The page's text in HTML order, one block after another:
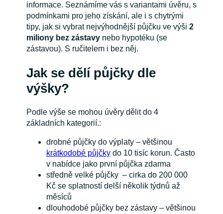
informace. Seznámíme vás s variantami úvěru, s
podmínkami pro jeho získání, ale i s chytrými
tipy, jak si vybrat nejvýhodnější půjčku ve výši 2
miliony bez zástavy nebo hypotéku (se
zástavou). S ručitelem i bez něj.
Jak se dělí půjčky dle
výšky?
Podle výše se mohou úvěry dělit do 4
základních kategorií.:
drobné půjčky do výplaty – většinou
krátkodobé půjčkydo 10 tisíc korun. Často
v nabídce jako první půjčka zdarma
středně velké půjčky – cirka do 200 000
Kč se splatností delší několik týdnů až
měsíců
dlouhodobé půjčky bez zástavy – většinou